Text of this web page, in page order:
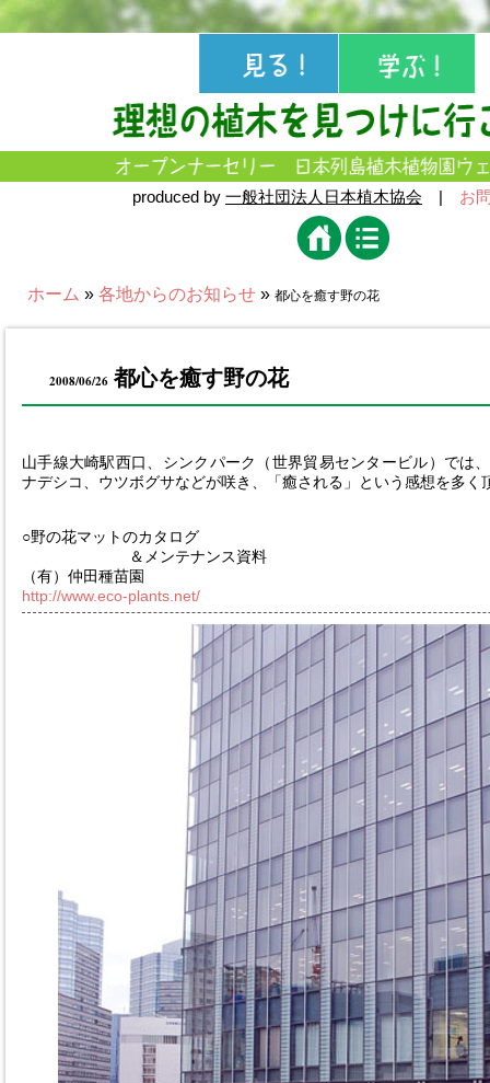
produced by 一般社団法人日本植木協会 | お
ホーム » 各地からのお知らせ » 都心を癒す野の花
2008/06/26 都心を癒す野の花
山手線大崎駅西口、シンクパーク（世界貿易センタービル）では
ナデシコ、ウツボグサなどが咲き、「癒される」という感想を多く
○野の花マットのカタログ
＆メンテナンス資料
（有）仲田種苗園
http://www.eco-plants.net/